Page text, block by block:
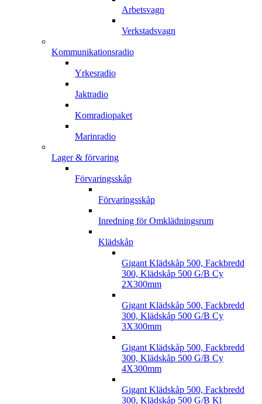
Arbetsvagn
Verkstadsvagn
Kommunikationsradio
Yrkesradio
Jaktradio
Komradiopaket
Marinradio
Lager & förvaring
Förvaringsskåp
Förvaringsskåp
Inredning för Omklädningsrum
Klädskåp
Gigant Klädskåp 500, Fackbredd
300, Klädskåp 500 G/B Cy
2X300mm
Gigant Klädskåp 500, Fackbredd
300, Klädskåp 500 G/B Cy
3X300mm
Gigant Klädskåp 500, Fackbredd
300, Klädskåp 500 G/B Cy
4X300mm
Gigant Klädskåp 500, Fackbredd
300, Klädskåp 500 G/B Kl